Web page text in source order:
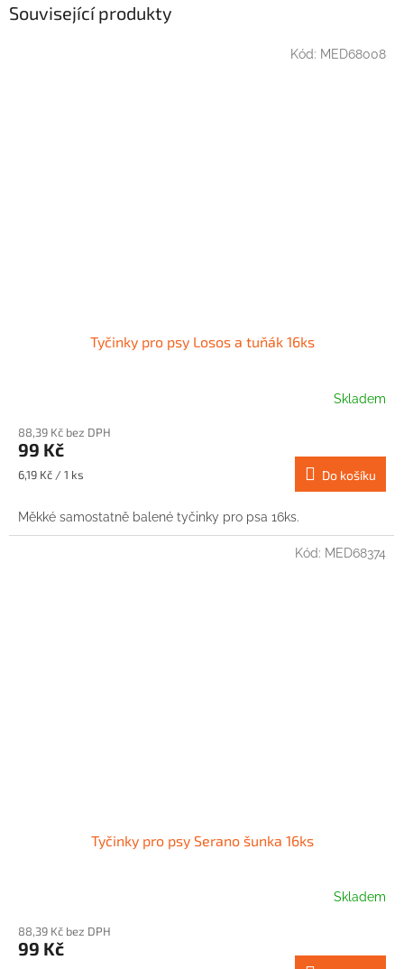
Související produkty
Tyčinky pro psy Losos a tuňák 16ks
Skladem
88,39 Kč bez DPH
99 Kč
Měrná
6,19 Kč / 1 ks Do košíku
Měkké samostatně balené tyčinky pro psa 16ks.
Kód: MED68008
Tyčinky pro psy Serano šunka 16ks
Skladem
88,39 Kč bez DPH
99 Kč
Kód: MED68374